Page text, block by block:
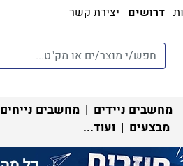
דרושים יצירת קשר
מחשבים ניידים | מחשבים נייחים
מבצעים | ועוד...